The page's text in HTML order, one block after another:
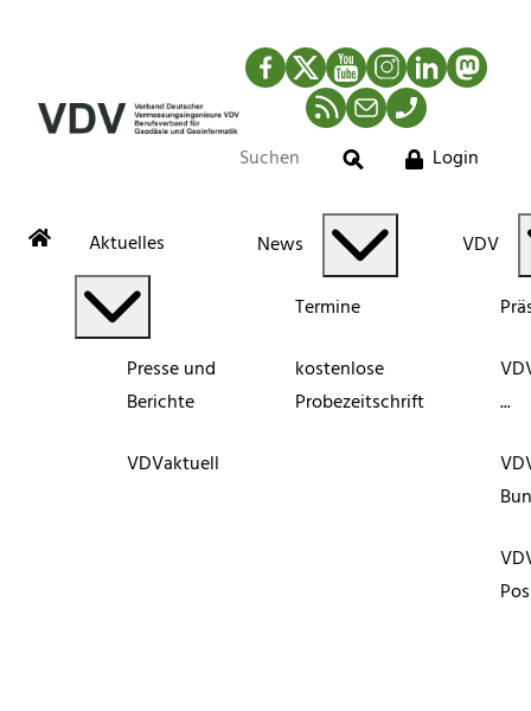
Facebook
TwitterYouTubeInstagram
LinkedIn
RSS-Newsfeed
MailTelefon
Suche
Login
Aktuelles
Presse und
Berichte
VDVaktuell
News
Termine
kostenlose
Probezeitschrift
VDV
...